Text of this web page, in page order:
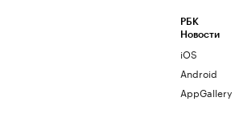
РБК
Новости
iOS
Android
AppGallery